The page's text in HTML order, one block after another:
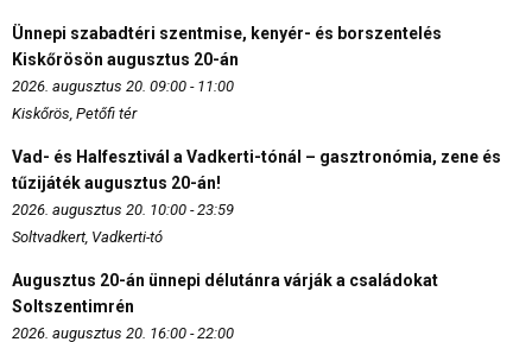
Ünnepi szabadtéri szentmise, kenyér- és borszentelés
Kiskőrösön augusztus 20-án
2026. augusztus 20. 09:00 - 11:00
Kiskőrös, Petőfi tér
Vad- és Halfesztivál a Vadkerti-tónál – gasztronómia, zene és
tűzijáték augusztus 20-án!
2026. augusztus 20. 10:00 - 23:59
Soltvadkert, Vadkerti-tó
Augusztus 20-án ünnepi délutánra várják a családokat
Soltszentimrén
2026. augusztus 20. 16:00 - 22:00